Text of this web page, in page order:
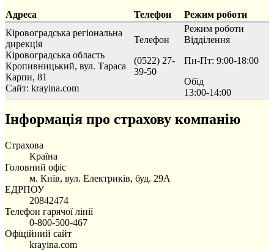
Адреса Телефон
Режим роботи
Кіровоградська регіональна
дирекція
Кіровоградська область
Кропивницький, вул. Тараса
Карпи, 81
Сайт: krayina.com
Телефон
(0522) 27-
39-50
Режим роботи
Відділення
Пн-Пт: 9:00-18:00
Обід
13:00-14:00
Інформація про страхову компанію
Страхова
Країна
Головний офіс
м. Київ, вул. Електриків, буд. 29А
ЕДРПОУ
20842474
Телефон гарячої лінії
0-800-500-467
Офіційний сайт
krayina.com